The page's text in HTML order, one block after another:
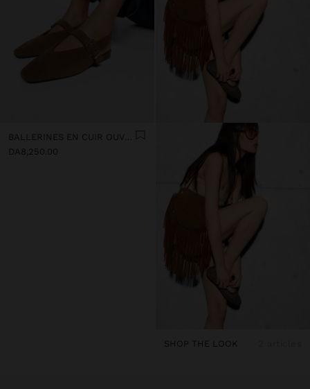
BALLERINES EN CUIR OUVERTES À L’ARRIÈRE AVEC BRIDE
DA8,250.00
SHOP THE LOOK